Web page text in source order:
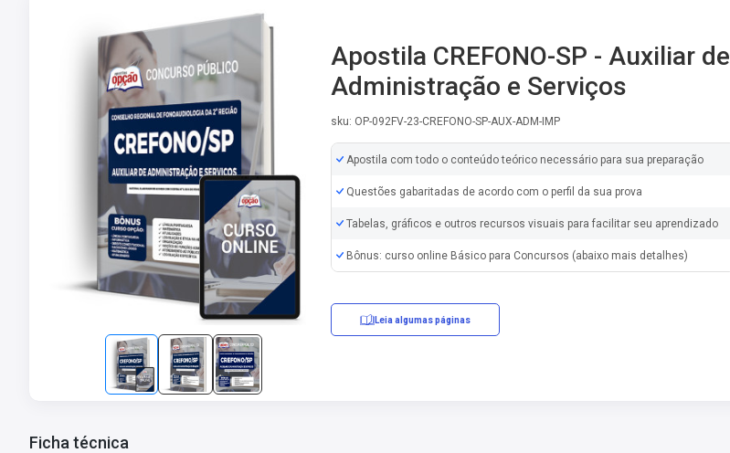
Apostila CREFONO-SP - Auxiliar de
Administração e Serviços
sku: OP-092FV-23-CREFONO-SP-AUX-ADM-IMP
Apostila com todo o conteúdo teórico necessário para sua preparação
Questões gabaritadas de acordo com o perfil da sua prova
Tabelas, gráficos e outros recursos visuais para facilitar seu aprendizado
Bônus: curso online Básico para Concursos (abaixo mais detalhes)
Leia algumas páginas
Ficha técnica